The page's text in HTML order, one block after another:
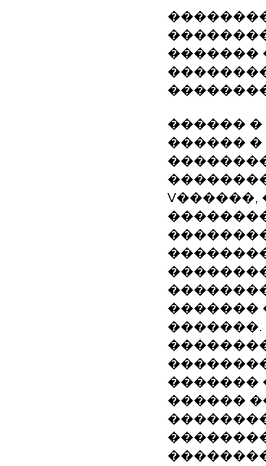
�������
������
������ �
V������,
�������
��������
�������
������